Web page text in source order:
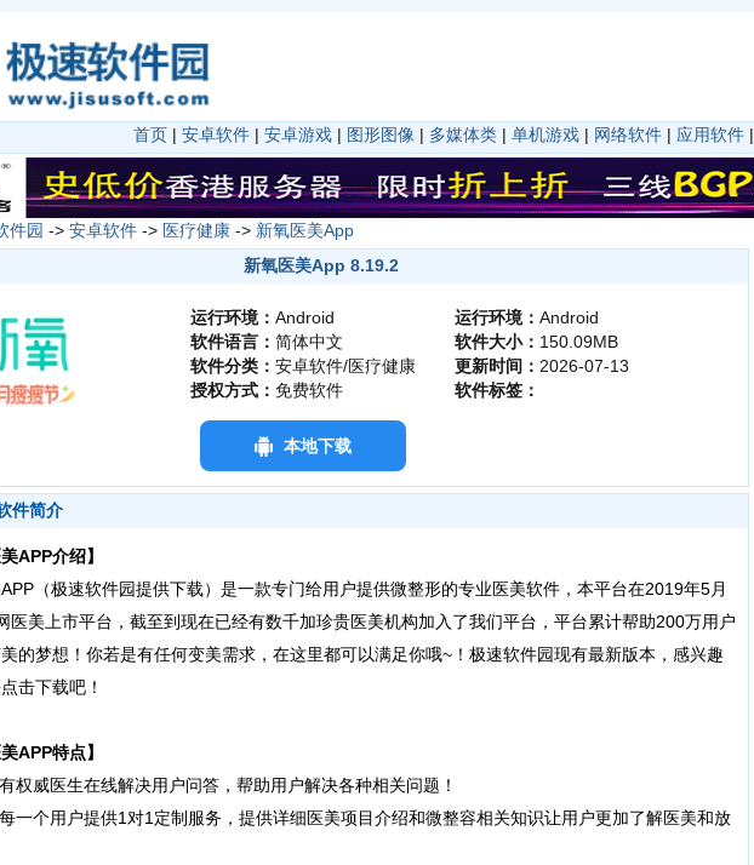
首页| 安卓软件| 安卓游戏| 图形图像 | 多媒体类| 单机游戏| 网络软件| 应用软件|
件园 -> 安卓软件 -> 医疗健康 -> 新氧医美App
新氧医美App 8.19.2
运行环境： Android
软件语言： 简体中文
软件分类： 安卓软件/医疗健康
授权方式： 免费软件
本地下载
运行环境： Android
软件大小： 150.09MB
更新时间： 2026-07-13
软件标签：
件简介
介绍】
（极速软件园提供下载）是一款专门给用户提供微整形的专业医美软件，本平台在2019年5月
医美上市平台，截至到现在已经有数千加珍贵医美机构加入了我们平台，平台累计帮助200万用户
的梦想！你若是有任何变美需求，在这里都可以满足你哦~！极速软件园现有最新版本，感兴趣
击下载吧！
特点】
威医生在线解决用户问答，帮助用户解决各种相关问题！
个用户提供1对1定制服务，提供详细医美项目介绍和微整容相关知识让用户更加了解医美和放